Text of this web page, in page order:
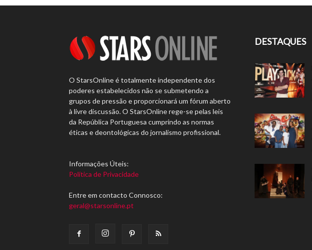
O StarsOnline é totalmente independente dos
poderes estabelecidos não se submetendo a
grupos de pressão e proporcionará um fórum aberto
à livre discussão. O StarsOnline rege-se pelas leis
da República Portuguesa cumprindo as normas
éticas e deontológicas do jornalismo profissional.
Informações Úteis:
Política de Privacidade
Entre em contacto Connosco:
geral@starsonline.pt
DESTAQUES